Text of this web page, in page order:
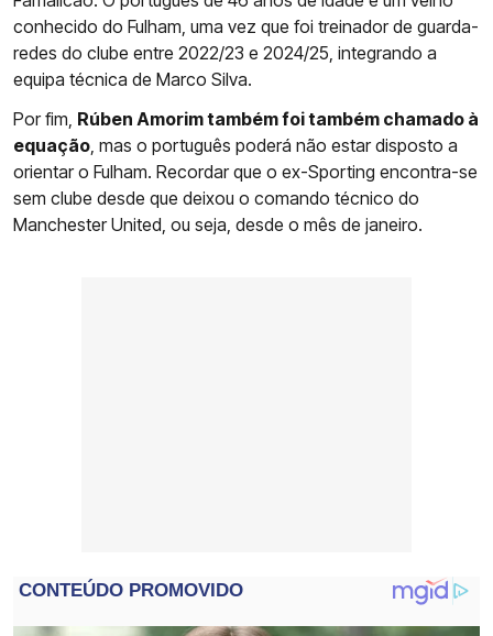
conhecido do Fulham, uma vez que foi treinador de guarda-
redes do clube entre 2022/23 e 2024/25, integrando a
equipa técnica de Marco Silva.
Por fim, Rúben Amorim também foi também chamado à
equação, mas o português poderá não estar disposto a
orientar o Fulham. Recordar que o ex-Sporting encontra-se
sem clube desde que deixou o comando técnico do
Manchester United, ou seja, desde o mês de janeiro.